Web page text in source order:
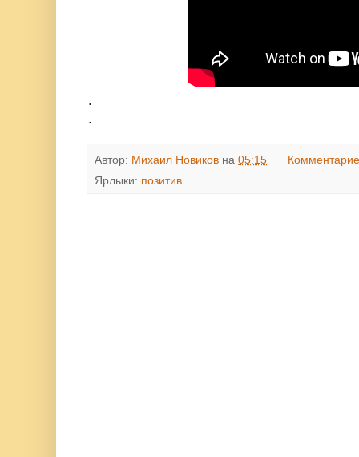
.
.
Автор: Михаил Новиков на 05:15
Ярлыки: позитив